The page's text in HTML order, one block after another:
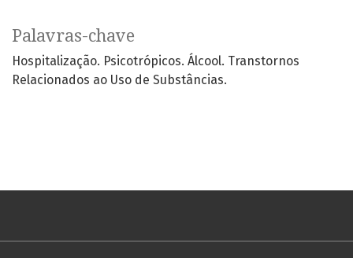
Palavras-chave
Hospitalização. Psicotrópicos. Álcool. Transtornos
Relacionados ao Uso de Substâncias.